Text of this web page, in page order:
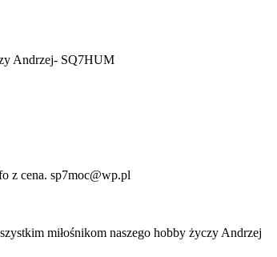
Andrzej- SQ7HUM
z cena. sp7moc@wp.pl
miłośnikom naszego hobby życzy Andrzej